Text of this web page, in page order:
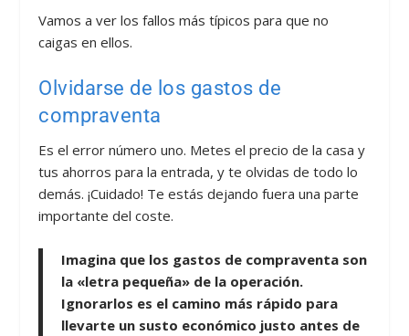
Vamos a ver los fallos más típicos para que no
caigas en ellos.
Olvidarse de los gastos de
compraventa
Es el error número uno. Metes el precio de la casa y
tus ahorros para la entrada, y te olvidas de todo lo
demás. ¡Cuidado! Te estás dejando fuera una parte
importante del coste.
Imagina que los gastos de compraventa son
la «letra pequeña» de la operación.
Ignorarlos es el camino más rápido para
llevarte un susto económico justo antes de